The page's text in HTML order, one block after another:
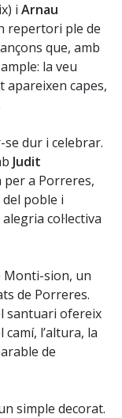
i Arnau
repertori ple de
que, amb
la veu
apareixen capes,
dur i celebrar.
Judit
a Porreres,
poble i
col·lectiva
Monti-sion, un
de Porreres.
santuari ofereix
camí, l’altura, la
de
simple decorat.